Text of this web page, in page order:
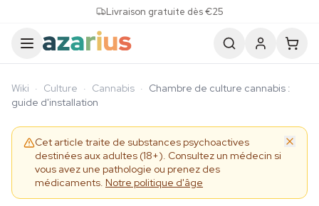
Livraison gratuite dès €25
Wiki · Culture · Cannabis · Chambre de culture cannabis :
guide d'installation
Cet article traite de substances psychoactives
destinées aux adultes (18+). Consultez un médecin si
vous avez une pathologie ou prenez des
médicaments. Notre politique d'âge